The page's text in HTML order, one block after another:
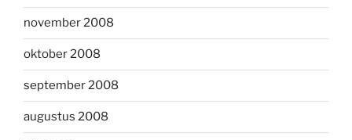
november 2008
oktober 2008
september 2008
augustus 2008